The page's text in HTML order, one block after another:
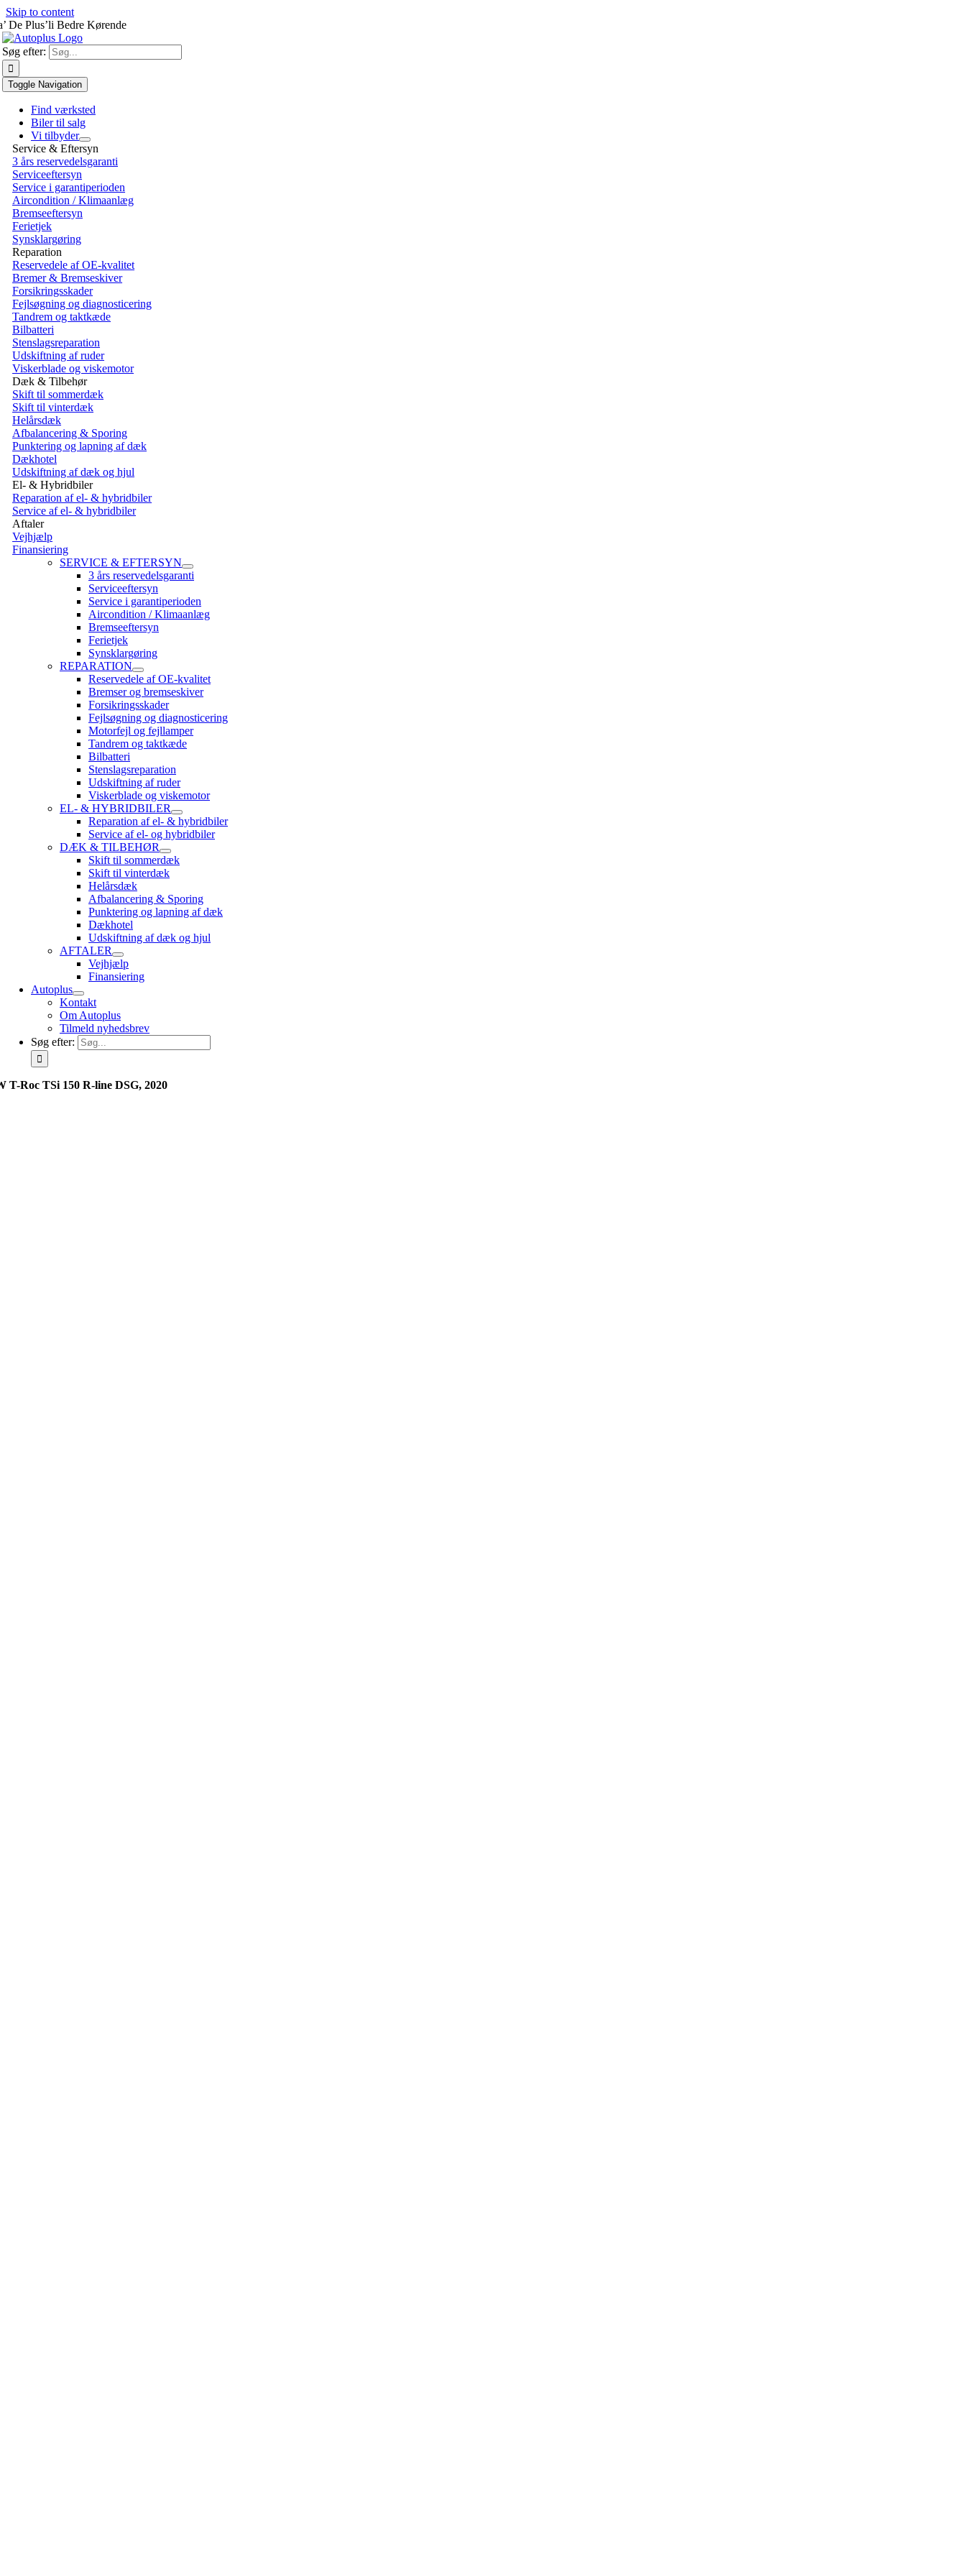
Skip to content
De Plus’li Bedre Kørende
Søg efter:
Toggle Navigation
Find værksted
Biler til salg
Vi tilbyder
Service & Eftersyn
3 års reservedelsgaranti
Serviceeftersyn
Service i garantiperioden
Aircondition / Klimaanlæg
Bremseeftersyn
Ferietjek
Synsklargøring
Reparation
Reservedele af OE-kvalitet
Bremer & Bremseskiver
Forsikringsskader
Fejlsøgning og diagnosticering
Tandrem og taktkæde
Bilbatteri
Stenslagsreparation
Udskiftning af ruder
Viskerblade og viskemotor
Dæk & Tilbehør
Skift til sommerdæk
Skift til vinterdæk
Helårsdæk
Afbalancering & Sporing
Punktering og lapning af dæk
Dækhotel
Udskiftning af dæk og hjul
El- & Hybridbiler
Reparation af el- & hybridbiler
Service af el- & hybridbiler
Aftaler
Vejhjælp
Finansiering
SERVICE & EFTERSYN
3 års reservedelsgaranti
Serviceeftersyn
Service i garantiperioden
Aircondition / Klimaanlæg
Bremseeftersyn
Ferietjek
Synsklargøring
REPARATION
Reservedele af OE-kvalitet
Bremser og bremseskiver
Forsikringsskader
Fejlsøgning og diagnosticering
Motorfejl og fejllamper
Tandrem og taktkæde
Bilbatteri
Stenslagsreparation
Udskiftning af ruder
Viskerblade og viskemotor
EL- & HYBRIDBILER
Reparation af el- & hybridbiler
Service af el- og hybridbiler
DÆK & TILBEHØR
Skift til sommerdæk
Skift til vinterdæk
Helårsdæk
Afbalancering & Sporing
Punktering og lapning af dæk
Dækhotel
Udskiftning af dæk og hjul
AFTALER
Vejhjælp
Finansiering
Autoplus
Kontakt
Om Autoplus
Tilmeld nyhedsbrev
Søg efter:
T-Roc TSi 150 R-line DSG, 2020